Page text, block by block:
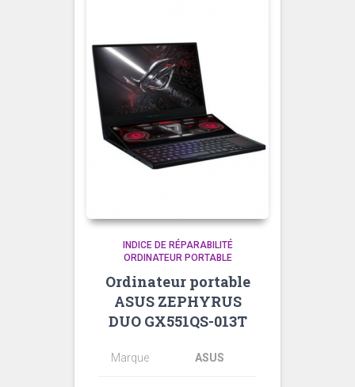
INDICE DE RÉPARABILITÉ
ORDINATEUR PORTABLE
Ordinateur portable
ASUS ZEPHYRUS
DUO GX551QS-013T
Marque ASUS